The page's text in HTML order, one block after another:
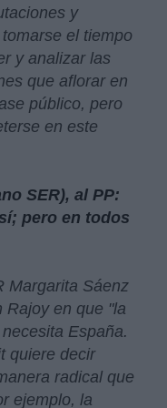
y
el tiempo
y analizar las
que aflorar en
público, pero
en este
SER), al PP:
pero en todos
Margarita Sáenz
Rajoy en que "la
España.
quiere decir
radical que
ejemplo, la